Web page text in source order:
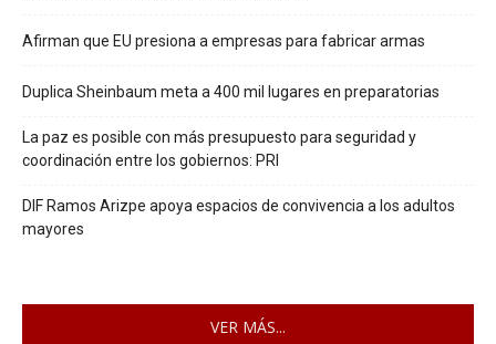
Afirman que EU presiona a empresas para fabricar armas
Duplica Sheinbaum meta a 400 mil lugares en preparatorias
La paz es posible con más presupuesto para seguridad y
coordinación entre los gobiernos: PRI
DIF Ramos Arizpe apoya espacios de convivencia a los adultos
mayores
VER MÁS...